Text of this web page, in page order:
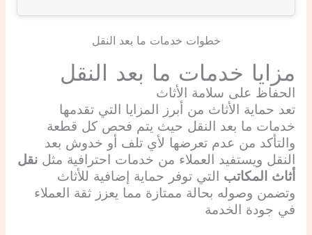
خطوات خدمات ما بعد النقل
مزايا خدمات ما بعد النقل
الحفاظ على سلامة الأثاث
تعد حماية الأثاث من أبرز المزايا التي تقدمها
خدمات ما بعد النقل حيث يتم فحص كل قطعة
والتأكد من عدم تعرضها لأي تلف أو خدوش بعد
النقل ويستفيد العملاء من خدمات احترافية مثل نقل
أثاث المكاتب التي توفر حماية إضافية للأثاث
وتضمن وصوله بحالة ممتازة مما يعزز ثقة العملاء
في جودة الخدمة